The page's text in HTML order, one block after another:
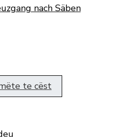
nach Säben
te cëst